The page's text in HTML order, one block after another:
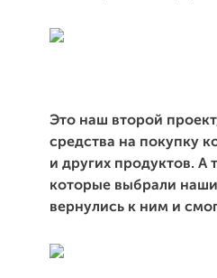
Это наш второй
средства на покупку
и других продуктов. А
которые выбрали
вернулись к ним и